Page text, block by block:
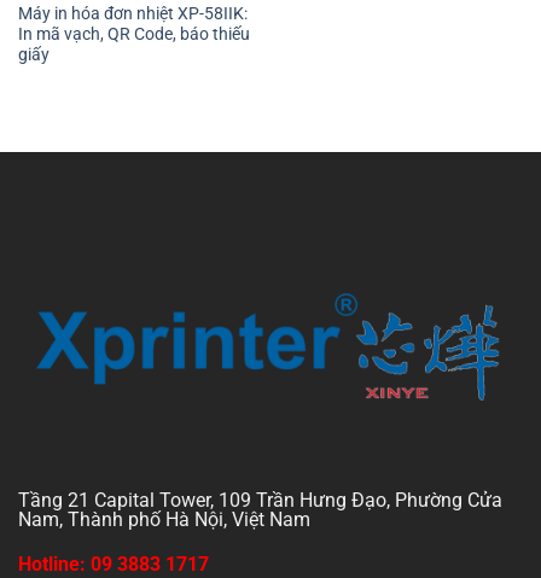
Máy in hóa đơn nhiệt XP-58IIK:
In mã vạch, QR Code, báo thiếu
giấy
Tầng 21 Capital Tower, 109 Trần Hưng Đạo, Phường Cửa
Nam, Thành phố Hà Nội, Việt Nam
Hotline: 09 3883 1717